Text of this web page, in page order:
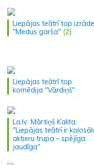
Liepājas teātrī top izrāde
"Medus garša" (2)
Liepājas teātrī top
komēdija "Vārdiņš"
La.lv: Mārtiņš Kalita:
"Liepājas teātrī ir
aktieru trupa – spējīga,
jaudīga"